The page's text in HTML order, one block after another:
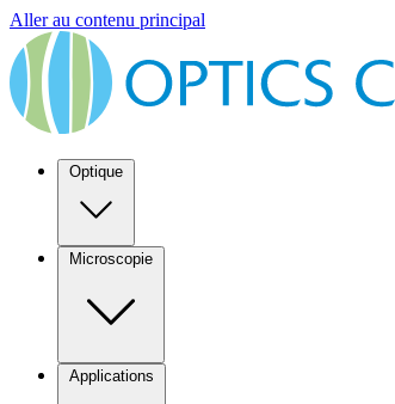
Aller au contenu principal
Optique
Microscopie
Applications